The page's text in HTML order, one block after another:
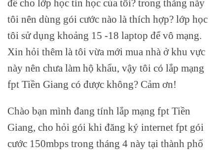
để cho lớp học tin học của tôi? trong tháng này
tôi nên dùng gói cước nào là thích hợp? lớp học
tôi sử dụng khoảng 15 -18 laptop để vô mạng.
Xin hỏi thêm là tôi vừa mới mua nhà ở khu vực
này nên chưa làm hộ khẩu, vậy tôi có lắp mạng
fpt Tiền Giang có được không? Cảm ơn!
Chào bạn mình đang tính lắp mạng fpt Tiền
Giang, cho hỏi gói khi đăng ký internet fpt gói
cước 150mbps trong tháng 4 này tại thành phố